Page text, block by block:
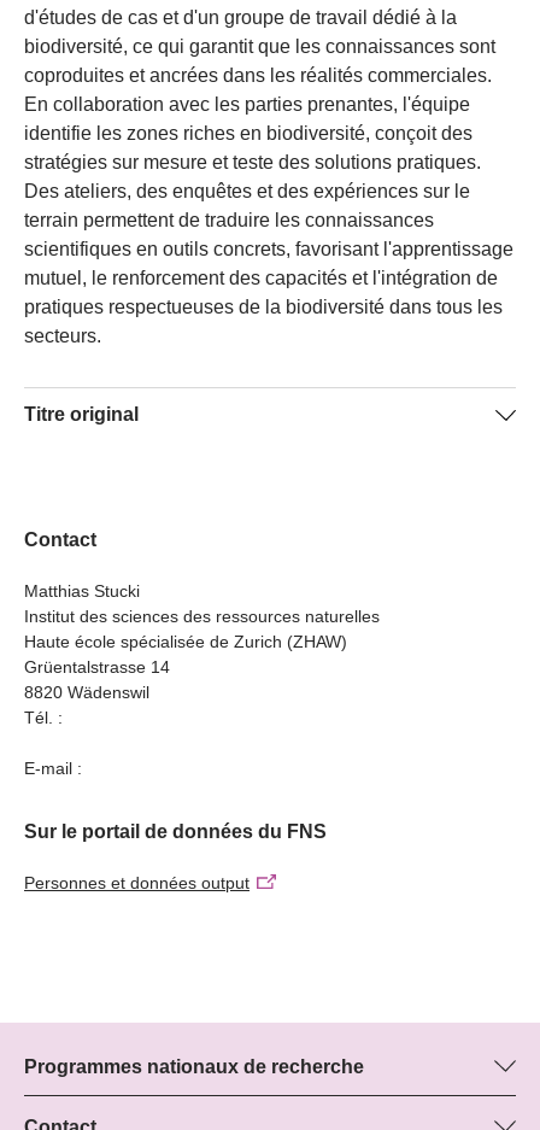
d'études de cas et d'un groupe de travail dédié à la
biodiversité, ce qui garantit que les connaissances sont
coproduites et ancrées dans les réalités commerciales.
En collaboration avec les parties prenantes, l'équipe
identifie les zones riches en biodiversité, conçoit des
stratégies sur mesure et teste des solutions pratiques.
Des ateliers, des enquêtes et des expériences sur le
terrain permettent de traduire les connaissances
scientifiques en outils concrets, favorisant l'apprentissage
mutuel, le renforcement des capacités et l'intégration de
pratiques respectueuses de la biodiversité dans tous les
secteurs.
Titre original
Contact
Matthias Stucki
Institut des sciences des ressources naturelles
Haute école spécialisée de Zurich (ZHAW)
Grüentalstrasse 14
8820 Wädenswil
Tél. :
E-mail :
Sur le portail de données du FNS
Personnes et données output
Programmes nationaux de recherche
Vous trouverez ici des informations sur tous les Programmes